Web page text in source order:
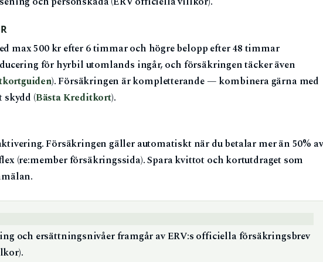
max 500 kr efter 6 timmar och högre belopp efter 48 timmar
för hyrbil utomlands ingår, och försäkringen täcker även
). Försäkringen är kompletterande — kombinera gärna med
(Bästa Kreditkort).
Försäkringen gäller automatiskt när du betalar mer än 50% av
(re:member försäkringssida). Spara kvittot och kortutdraget som
och ersättningsnivåer framgår av ERV:s officiella försäkringsbrev